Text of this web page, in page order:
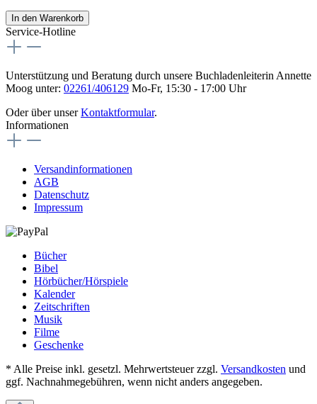
In den Warenkorb
Service-Hotline
Unterstützung und Beratung durch unsere Buchladenleiterin Annette
Moog unter: 02261/406129 Mo-Fr, 15:30 - 17:00 Uhr
Oder über unserKontaktformular.
Informationen
Versandinformationen
AGB
Datenschutz
Impressum
Bücher
Bibel
Hörbücher/Hörspiele
Kalender
Zeitschriften
Musik
Filme
Geschenke
* Alle Preise inkl. gesetzl. Mehrwertsteuer zzgl. Versandkosten und
ggf. Nachnahmegebühren, wenn nicht anders angegeben.